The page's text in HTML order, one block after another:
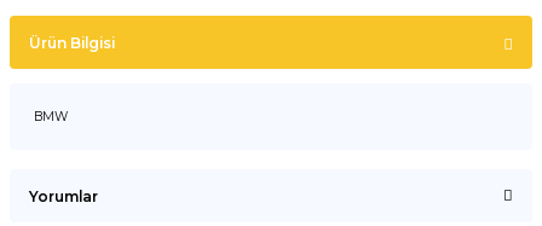
Ürün Bilgisi
BMW
Yorumlar